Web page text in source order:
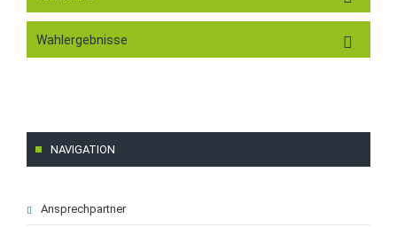
Wahlergebnisse
NAVIGATION
Navigation
überspringen
Ansprechpartner